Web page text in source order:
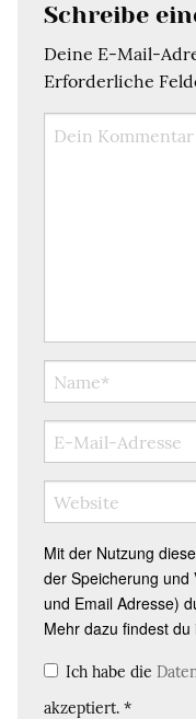
Schreibe
Deine E-Mail-
Erforderliche
Mit der Nutzung
der Speicherung und
und Email Adresse)
Mehr dazu findest du
Ich habe die
akzeptiert. *